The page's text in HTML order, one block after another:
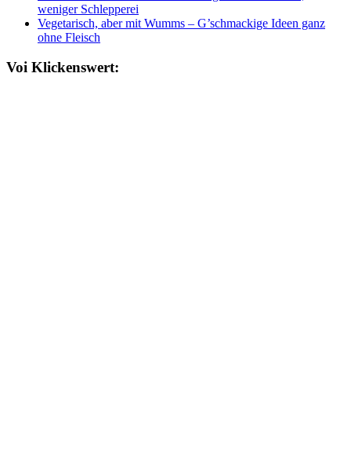
weniger Schlepperei
Vegetarisch, aber mit Wumms – G’schmackige Ideen ganz
ohne Fleisch
Voi Klickenswert: